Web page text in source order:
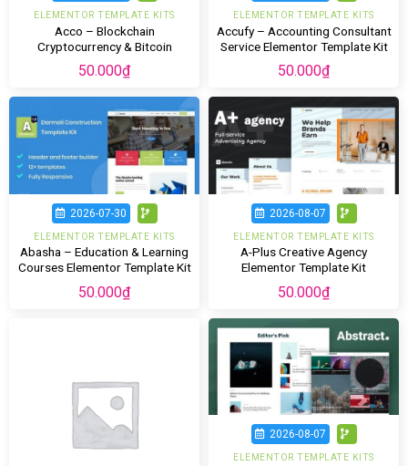
ELEMENTOR TEMPLATE KITS
Acco – Blockchain
Cryptocurrency & Bitcoin
Elementor Template Kit
50.000₫
ELEMENTOR TEMPLATE KITS
Accufy – Accounting Consultant
Service Elementor Template Kit
50.000₫
2026-07-30
ELEMENTOR TEMPLATE KITS
Abasha – Education & Learning
Courses Elementor Template Kit
50.000₫
2026-08-07
ELEMENTOR TEMPLATE KITS
A-Plus Creative Agency
Elementor Template Kit
50.000₫
2026-08-07
ELEMENTOR TEMPLATE KITS